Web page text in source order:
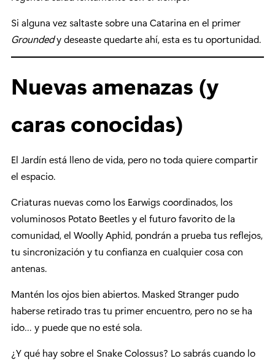
Si alguna vez saltaste sobre una Catarina en el primer
Groundedy deseaste quedarte ahí, esta es tu oportunidad.
Nuevas amenazas (y
caras conocidas)
El Jardín está lleno de vida, pero no toda quiere compartir
el espacio.
Criaturas nuevas como los Earwigs coordinados, los
voluminosos Potato Beetles y el futuro favorito de la
comunidad, el Woolly Aphid, pondrán a prueba tus reflejos,
tu sincronización y tu confianza en cualquier cosa con
antenas.
Mantén los ojos bien abiertos. Masked Stranger pudo
haberse retirado tras tu primer encuentro, pero no se ha
ido… y puede que no esté sola.
¿Y qué hay sobre el Snake Colossus? Lo sabrás cuando lo